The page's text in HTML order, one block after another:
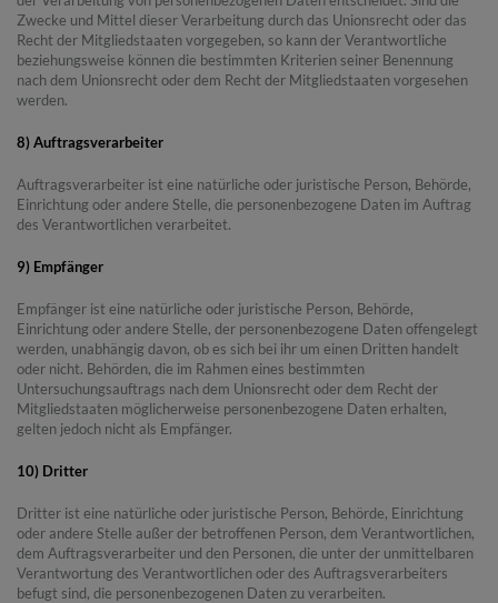
Zwecke und Mittel dieser Verarbeitung durch das Unionsrecht oder das
Recht der Mitgliedstaaten vorgegeben, so kann der Verantwortliche
beziehungsweise können die bestimmten Kriterien seiner Benennung
nach dem Unionsrecht oder dem Recht der Mitgliedstaaten vorgesehen
werden.
8) Auftragsverarbeiter
Auftragsverarbeiter ist eine natürliche oder juristische Person, Behörde,
Einrichtung oder andere Stelle, die personenbezogene Daten im Auftrag
des Verantwortlichen verarbeitet.
9) Empfänger
Empfänger ist eine natürliche oder juristische Person, Behörde,
Einrichtung oder andere Stelle, der personenbezogene Daten offengelegt
werden, unabhängig davon, ob es sich bei ihr um einen Dritten handelt
oder nicht. Behörden, die im Rahmen eines bestimmten
Untersuchungsauftrags nach dem Unionsrecht oder dem Recht der
Mitgliedstaaten möglicherweise personenbezogene Daten erhalten,
gelten jedoch nicht als Empfänger.
10) Dritter
Dritter ist eine natürliche oder juristische Person, Behörde, Einrichtung
oder andere Stelle außer der betroffenen Person, dem Verantwortlichen,
dem Auftragsverarbeiter und den Personen, die unter der unmittelbaren
Verantwortung des Verantwortlichen oder des Auftragsverarbeiters
befugt sind, die personenbezogenen Daten zu verarbeiten.